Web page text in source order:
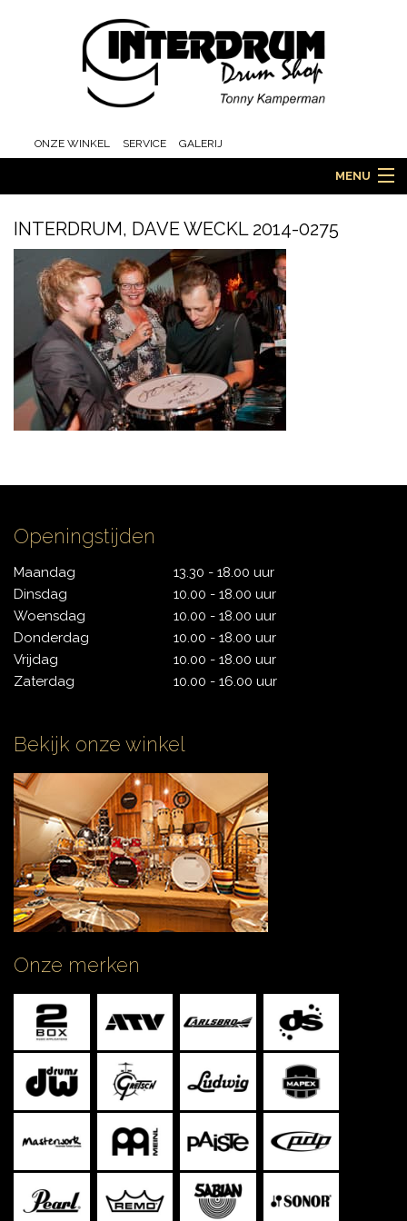
ONZE WINKEL SERVICE GALERIJ
MENU
DRUMS
ORCHESTRA EN MARCHING
PERCUSSIE
ACCESSOIRES
ONLINE SALE
CONTACT
INTERDRUM, DAVE WECKL 2014-0275
Openingstijden
Maandag
Dinsdag
Woensdag
Donderdag
Vrijdag
Zaterdag
13.30 - 18.00 uur
10.00 - 18.00 uur
10.00 - 18.00 uur
10.00 - 18.00 uur
10.00 - 18.00 uur
10.00 - 16.00 uur
Bekijk onze winkel
Onze merken